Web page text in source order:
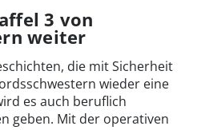
3 von
weiter
die mit Sicherheit
wieder eine
es auch beruflich
geben. Mit der operativen